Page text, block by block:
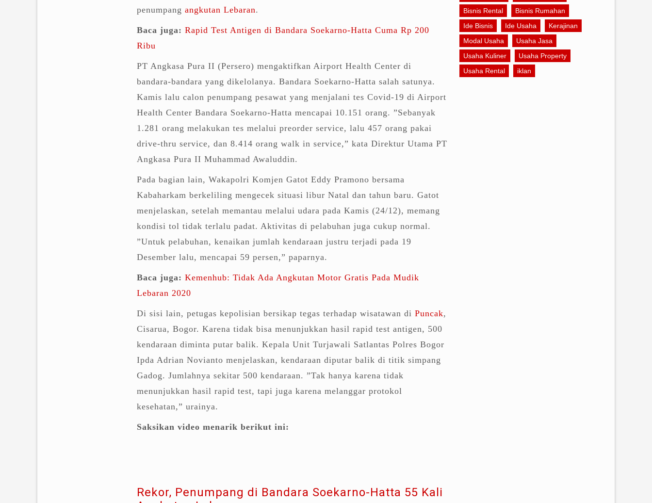
penumpang angkutan Lebaran.
Baca juga: Rapid Test Antigen di Bandara Soekarno-Hatta Cuma Rp 200
Ribu
PT Angkasa Pura II (Persero) mengaktifkan Airport Health Center di
bandara-bandara yang dikelolanya. Bandara Soekarno-Hatta salah satunya.
Kamis lalu calon penumpang pesawat yang menjalani tes Covid-19 di Airport
Health Center Bandara Soekarno-Hatta mencapai 10.151 orang. ”Sebanyak
1.281 orang melakukan tes melalui preorder service, lalu 457 orang pakai
drive-thru service, dan 8.414 orang walk in service,” kata Direktur Utama PT
Angkasa Pura II Muhammad Awaluddin.
Pada bagian lain, Wakapolri Komjen Gatot Eddy Pramono bersama
Kabaharkam berkeliling mengecek situasi libur Natal dan tahun baru. Gatot
menjelaskan, setelah memantau melalui udara pada Kamis (24/12), memang
kondisi tol tidak terlalu padat. Aktivitas di pelabuhan juga cukup normal.
”Untuk pelabuhan, kenaikan jumlah kendaraan justru terjadi pada 19
Desember lalu, mencapai 59 persen,” paparnya.
Baca juga: Kemenhub: Tidak Ada Angkutan Motor Gratis Pada Mudik
Lebaran 2020
Di sisi lain, petugas kepolisian bersikap tegas terhadap wisatawan di Puncak,
Cisarua, Bogor. Karena tidak bisa menunjukkan hasil rapid test antigen, 500
kendaraan diminta putar balik. Kepala Unit Turjawali Satlantas Polres Bogor
Ipda Adrian Novianto menjelaskan, kendaraan diputar balik di titik simpang
Gadog. Jumlahnya sekitar 500 kendaraan. ”Tak hanya karena tidak
menunjukkan hasil rapid test, tapi juga karena melanggar protokol
kesehatan,” urainya.
Saksikan video menarik berikut ini:
Rekor, Penumpang di Bandara Soekarno-Hatta 55 Kali
Bisnis Rental
Bisnis Rumahan
Ide Bisnis
Ide Usaha
Kerajinan
Modal Usaha
Usaha Jasa
Usaha Kuliner
Usaha Property
Usaha Rental
iklan